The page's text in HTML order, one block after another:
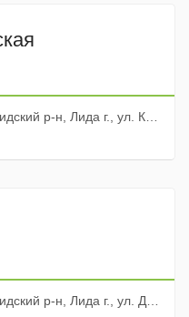
р-н, Лида г., ул. Качана, 7
Лида г., ул. Достоевского, 18а